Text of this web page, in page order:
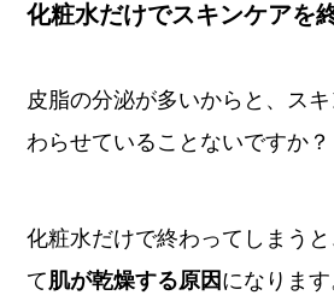
化粧水だけでスキンケアを
皮脂の分泌が多いからと、ス
わらせていることないですか？
化粧水だけで終わってしまう
て肌が乾燥する原因 になります